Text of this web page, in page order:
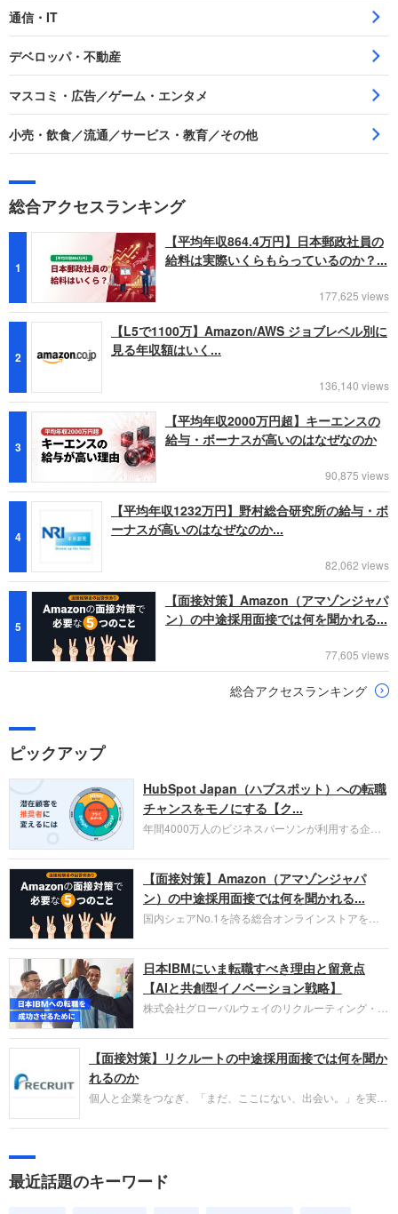
通信・IT
デベロッパ・不動産
マスコミ・広告／ゲーム・エンタメ
小売・飲食／流通／サービス・教育／その他
総合アクセスランキング
1
【平均年収864.4万円】日本郵政社員の
給料は実際いくらもらっているのか？...
177,625 views
2
【L5で1100万】Amazon/AWS ジョブレベル別に
見る年収額はいく...
136,140 views
3
【平均年収2000万円超】キーエンスの
給与・ボーナスが高いのはなぜなのか
90,875 views
4
【平均年収1232万円】野村総合研究所の給与・ボ
ーナスが高いのはなぜなのか...
82,062 views
5
【面接対策】Amazon（アマゾンジャパ
ン）の中途採用面接では何を聞かれる...
77,605 views
総合アクセスランキング
ピックアップ
HubSpot Japan（ハブスポット）への転職
チャンスをモノにする【ク...
年間4000万人のビジネスパーソンが利用する企業
お勧めするイチオシ企業をご紹介します。今回はク
ラウド型CRMプラットフォームを提供する
HubSpot Japan（ハブスポット・ジャパン）株式会
社です。採用面接対策の企業研究にご活用くださ
い。
【面接対策】Amazon（アマゾンジャパ
ン）の中途採用面接では何を聞かれる...
国内シェアNo.1を誇る総合オンラインストアを運
圧倒的な存在感を持つAmazon。中途採用面接では
過去の具体的な業務成果やリーダーシップの発揮、
失敗からの学びが重視され、人間性やカルチャーフ
ィットも評価対象となり、長期的に成長できる仲間
であるかを多角的に審査されます。
日本IBMにいま転職すべき理由と留意点
【AIと共創型イノベーション戦略】
株式会社グローバルウェイのリクルーティング・パ
パーソンが利用する企業口コミサイト「キャリコ
ネ」の転職エージェントがお勧めするイチオシ企業
IBMです。採用面接対策の企業研究にご活用くださ
い。
【面接対策】リクルートの中途採用面接では何を聞か
れるのか
個人と企業をつなぎ、「まだ、ここにない、出会い。」を実現
やこれまでの成果を具体的に問われるほか、「人間性」も評価
しょう。
最近話題のキーワード